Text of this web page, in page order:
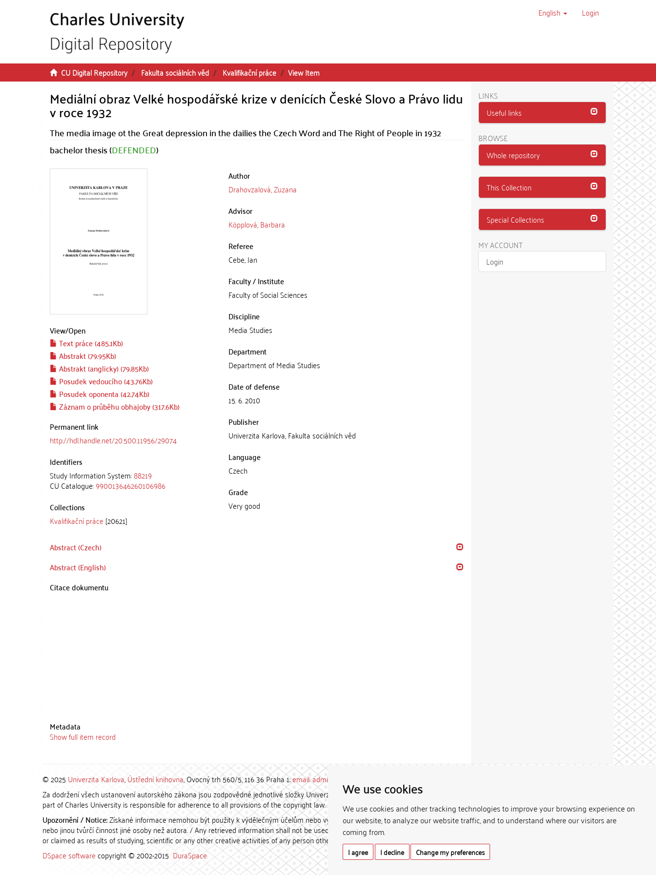
We use cookies
We use cookies and other tracking technologies to improve your browsing experience on
our website, to analyze our website traffic, and to understand where our visitors are
coming from.
I agree I decline Change my preferences
English Login
CU Digital Repository Fakulta sociálních věd Kvalifikační práce View Item
Mediální obraz Velké hospodářské krize v denících České Slovo a Právo lidu
v roce 1932
The media image ot the Great depression in the dailies the Czech Word and The Right of People in 1932
bachelor thesis (DEFENDED)
View/Open
Text práce (485.1Kb)
Abstrakt (79.95Kb)
Abstrakt (anglicky) (79.85Kb)
Posudek vedoucího (43.76Kb)
Posudek oponenta (42.74Kb)
Záznam o průběhu obhajoby (317.6Kb)
Permanent link
http://hdl.handle.net/20.500.11956/29074
Identifiers
Study Information System:88219
CU Catalogue:990013646260106986
Collections
Kvalifikační práce [20621]
Author
Drahovzalová, Zuzana
Advisor
Köpplová, Barbara
Referee
Cebe, Jan
Faculty / Institute
Faculty of Social Sciences
Discipline
Media Studies
Department
Department of Media Studies
Date of defense
15. 6. 2010
Publisher
Univerzita Karlova, Fakulta sociálních věd
Language
Czech
Grade
Very good
Abstract (Czech)
Abstract (English)
Citace dokumentu
Metadata
Show full item record
LINKS
Useful links
BROWSE
Whole repository
This Collection
Special Collections
MY ACCOUNT
Login
© 2025 Univerzita Karlova,Ústřední knihovna, Ovocný trh 560/5, 116 36 Praha 1;email: admin-repozitar [at] cuni.cz
Za dodržení všech ustanovení autorského zákona jsou zodpovědné jednotlivé složky Univerzity Karlovy. / Each constituent
part of Charles University is responsible for adherence to all provisions of the copyright law.
Upozornění / Notice:Získané informace nemohou být použity k výdělečným účelům nebo vydávány za studijní, vědeckou
nebo jinou tvůrčí činnost jiné osoby než autora. / Any retrieved information shall not be used for any commercial purposes
or claimed as results of studying, scientific or any other creative activities of any person other than the author.
DSpace softwarecopyright © 2002-2015 DuraSpace